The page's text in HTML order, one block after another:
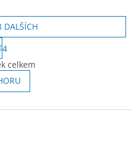
DALŠÍCH
4
celkem